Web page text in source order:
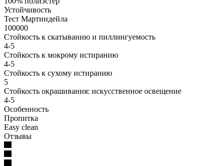
Устойчивость
Тест Мартиндейла
100000
Стойкость к скатыванию и пиллингуемость
4-5
Стойкость к мокрому истиранию
4-5
Стойкость к сухому истиранию
5
Стойкость окрашивания: искусственное освещение
4-5
Особенность
Пропитка
Easy clean
Отзывы